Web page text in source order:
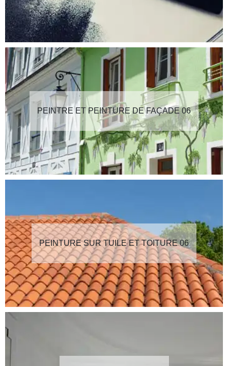
PEINTRE ET PEINTURE DE FAÇADE 06
PEINTURE SUR TUILE ET TOITURE 06